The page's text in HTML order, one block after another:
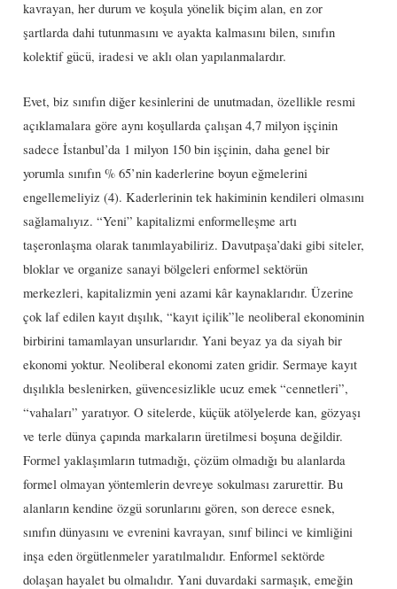
kavrayan, her durum ve koşula yönelik biçim alan, en zor
şartlarda dahi tutunmasını ve ayakta kalmasını bilen, sınıfın
kolektif gücü, iradesi ve aklı olan yapılanmalardır.
Evet, biz sınıfın diğer kesinlerini de unutmadan, özellikle resmi
açıklamalara göre aynı koşullarda çalışan 4,7 milyon işçinin
sadece İstanbul’da 1 milyon 150 bin işçinin, daha genel bir
yorumla sınıfın % 65’nin kaderlerine boyun eğmelerini
engellemeliyiz (4). Kaderlerinin tek hakiminin kendileri olmasını
sağlamalıyız. “Yeni” kapitalizmi enformelleşme artı
taşeronlaşma olarak tanımlayabiliriz. Davutpaşa’daki gibi siteler,
bloklar ve organize sanayi bölgeleri enformel sektörün
merkezleri, kapitalizmin yeni azami kâr kaynaklarıdır. Üzerine
çok laf edilen kayıt dışılık, “kayıt içilik”le neoliberal ekonominin
birbirini tamamlayan unsurlarıdır. Yani beyaz ya da siyah bir
ekonomi yoktur. Neoliberal ekonomi zaten gridir. Sermaye kayıt
dışılıkla beslenirken, güvencesizlikle ucuz emek “cennetleri”,
“vahaları” yaratıyor. O sitelerde, küçük atölyelerde kan, gözyaşı
ve terle dünya çapında markaların üretilmesi boşuna değildir.
Formel yaklaşımların tutmadığı, çözüm olmadığı bu alanlarda
formel olmayan yöntemlerin devreye sokulması zarurettir. Bu
alanların kendine özgü sorunlarını gören, son derece esnek,
sınıfın dünyasını ve evrenini kavrayan, sınıf bilinci ve kimliğini
inşa eden örgütlenmeler yaratılmalıdır. Enformel sektörde
dolaşan hayalet bu olmalıdır. Yani duvardaki sarmaşık, emeğin